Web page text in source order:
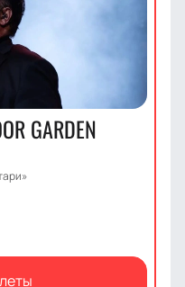
GARDEN